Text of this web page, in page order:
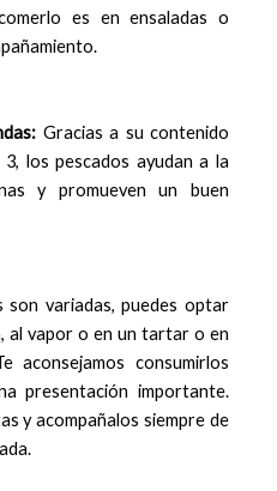
es en ensaladas o
Gracias a su contenido
los pescados ayudan a la
y promueven un buen
variadas, puedes optar
al vapor o en un tartar o en
aconsejamos consumirlos
presentación importante.
y acompañalos siempre de